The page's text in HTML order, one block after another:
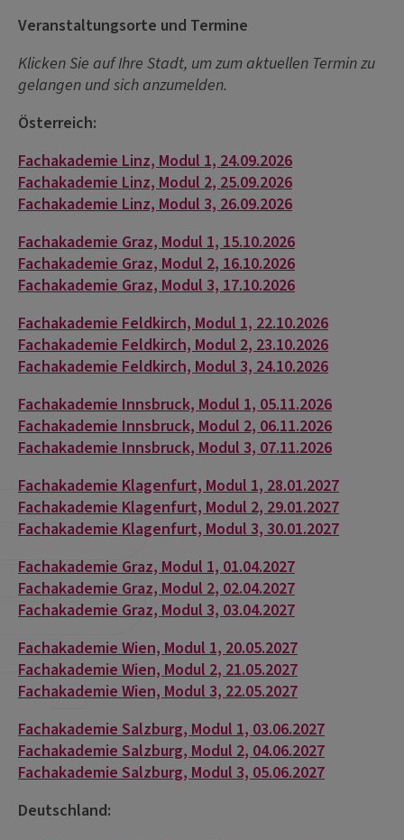
Veranstaltungsorte und Termine
Klicken Sie auf Ihre Stadt, um zum aktuellen Termin zu
gelangen und sich anzumelden.
Österreich:
Fachakademie Linz, Modul 1, 24.09.2026
Fachakademie Linz, Modul 2, 25.09.2026
Fachakademie Linz, Modul 3, 26.09.2026
Fachakademie Graz, Modul 1, 15.10.2026
Fachakademie Graz, Modul 2, 16.10.2026
Fachakademie Graz, Modul 3, 17.10.2026
Fachakademie Feldkirch, Modul 1, 22.10.2026
Fachakademie Feldkirch, Modul 2, 23.10.2026
Fachakademie Feldkirch, Modul 3, 24.10.2026
Fachakademie Innsbruck, Modul 1, 05.11.2026
Fachakademie Innsbruck, Modul 2, 06.11.2026
Fachakademie Innsbruck, Modul 3, 07.11.2026
Fachakademie Klagenfurt, Modul 1, 28.01.2027
Fachakademie Klagenfurt, Modul 2, 29.01.2027
Fachakademie Klagenfurt, Modul 3, 30.01.2027
Fachakademie Graz, Modul 1, 01.04.2027
Fachakademie Graz, Modul 2, 02.04.2027
Fachakademie Graz, Modul 3, 03.04.2027
Fachakademie Wien, Modul 1, 20.05.2027
Fachakademie Wien, Modul 2, 21.05.2027
Fachakademie Wien, Modul 3, 22.05.2027
Fachakademie Salzburg, Modul 1, 03.06.2027
Fachakademie Salzburg, Modul 2, 04.06.2027
Fachakademie Salzburg, Modul 3, 05.06.2027
Deutschland: